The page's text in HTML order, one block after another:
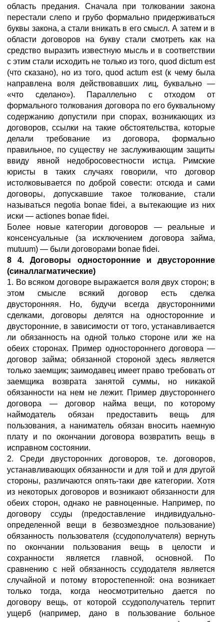
область предания. Сначала при толковании закона
перестали слепо и грубо формально придерживаться
буквы закона, а стали вникать в его смысл. А затем и в
области договоров на букву стали смотреть как на
средство выразить известную мысль и в соответствии
с этим стали исходить не только из того, quod dictum est
(что сказано), но из того, quod actum est (к чему была
направлена воля действовавших лиц, буквально —
«что сделано»). Параллельно с отходом от
формального толкования договора по его буквальному
содержанию допустили при спорах, возникающих из
договоров, ссылки на такие обстоятельства, которые
делали требование из договора, формально
правильное, по существу не заслуживающим защиты
ввиду явной недобросовестности истца. Римские
юристы в таких случаях говорили, что договор
истолковывается по доброй совести: отсюда и сами
договоры, допускавшие такое толкование, стали
называться negotia bonae fidei, а вытекающие из них
иски — actiones bonae fidei.
Более новые категории договоров — реальные и
консенсуальные (за исключением договора займа,
mutuum) — были договорами bonae fidei.
8 4. Договоры односторонние и двусторонние
(синаллагматические)
1. Во всяком договоре выражается воля двух сторон; в
этом смысле всякий договор есть сделка
двусторонняя. Но, будучи всегда двусторонними
сделками, договоры делятся на односторонние и
двусторонние, в зависимости от того, устанавливается
ли обязанность на одной только стороне или же на
обеих сторонах. Пример одностороннего договора —
договор займа; обязанной стороной здесь является
только заемщик; заимодавец имеет право требовать от
заемщика возврата занятой суммы, но никакой
обязанности на нем не лежит. Пример двустороннего
договора — договор найма вещи, по которому
наймодатель обязан предоставить вещь для
пользования, а наниматель обязан вносить наемную
плату и по окончании договора возвратить вещь в
исправном состоянии.
2. Среди двусторонних договоров, т.е. договоров,
устанавливающих обязанности и для той и для другой
стороны, различаются опять-таки две категории. Хотя
из некоторых договоров и возникают обязанности для
обеих сторон, однако не равноценные. Например, по
договору ссуды (предоставление индивидуально-
определенной вещи в безвозмездное пользование)
обязанность пользователя (ссудополучателя) вернуть
по окончании пользования вещь в целости и
сохранности является главной, основной. По
сравнению с ней обязанность ссудодателя является
случайной и потому второстепенной: она возникает
только тогда, когда неосмотрительно дается по
договору вещь, от которой ссудополучатель терпит
ущерб (например, дано в пользование больное